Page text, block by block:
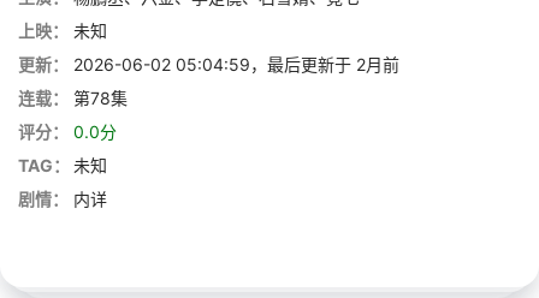
上映：
未知
更新：
2026-06-02 05:04:59，最后更新于 2月前
连载：
第78集
评分：
0.0分
TAG：
未知
剧情：
内详